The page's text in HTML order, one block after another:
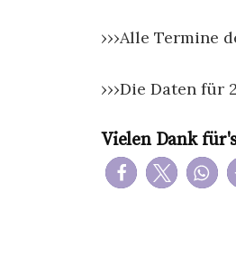
›››Alle Termine
›››Die Daten für
Vielen Dank